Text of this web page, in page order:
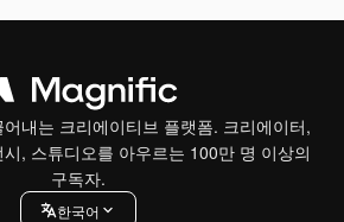
내는 크리에이티브 플랫폼. 크리에이터,
, 스튜디오를 아우르는 100만 명 이상의
구독자.
한국어